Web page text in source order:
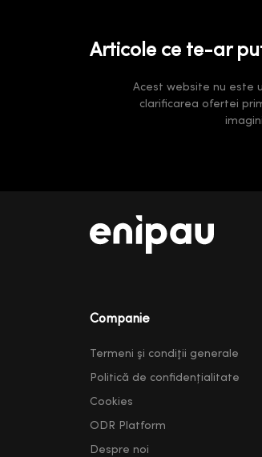
Articole ce te-ar
Acest website nu este
clarificarea ofertei
Companie
Termeni şi condiţii generale
Politică de confidențialitate
Cookies
ODR Platform
Despre noi